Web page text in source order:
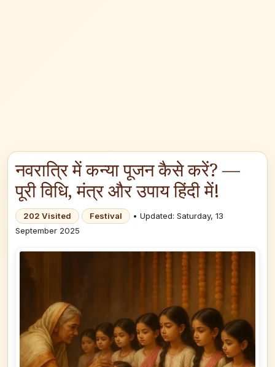
नवरात्रि में कन्या पूजन कैसे करें? —
पूरी विधि, मंत्र और उपाय हिंदी में!
202 Visited Festival
• Updated: Saturday, 13
September 2025